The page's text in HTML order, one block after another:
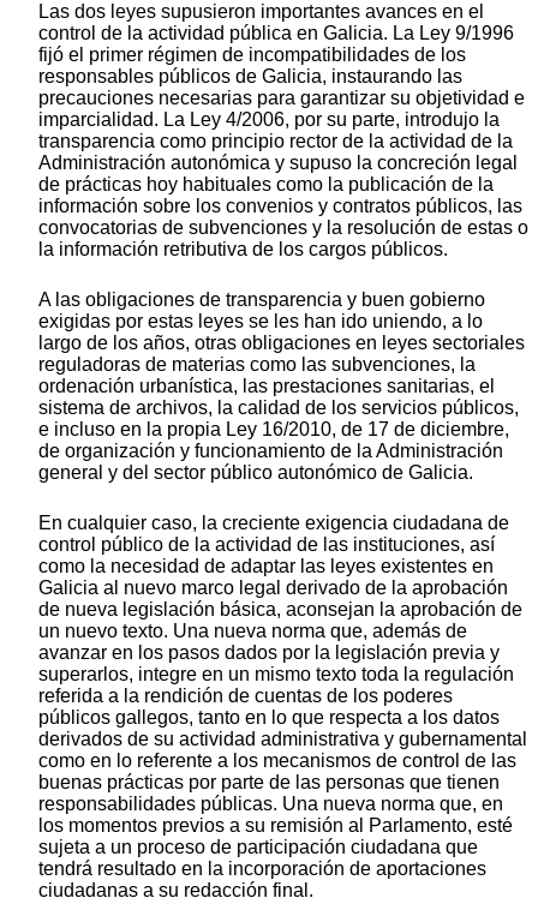
Las dos leyes supusieron importantes avances en el
control de la actividad pública en Galicia. La Ley 9/1996
fijó el primer régimen de incompatibilidades de los
responsables públicos de Galicia, instaurando las
precauciones necesarias para garantizar su objetividad e
imparcialidad. La Ley 4/2006, por su parte, introdujo la
transparencia como principio rector de la actividad de la
Administración autonómica y supuso la concreción legal
de prácticas hoy habituales como la publicación de la
información sobre los convenios y contratos públicos, las
convocatorias de subvenciones y la resolución de estas o
la información retributiva de los cargos públicos.
A las obligaciones de transparencia y buen gobierno
exigidas por estas leyes se les han ido uniendo, a lo
largo de los años, otras obligaciones en leyes sectoriales
reguladoras de materias como las subvenciones, la
ordenación urbanística, las prestaciones sanitarias, el
sistema de archivos, la calidad de los servicios públicos,
e incluso en la propia Ley 16/2010, de 17 de diciembre,
de organización y funcionamiento de la Administración
general y del sector público autonómico de Galicia.
En cualquier caso, la creciente exigencia ciudadana de
control público de la actividad de las instituciones, así
como la necesidad de adaptar las leyes existentes en
Galicia al nuevo marco legal derivado de la aprobación
de nueva legislación básica, aconsejan la aprobación de
un nuevo texto. Una nueva norma que, además de
avanzar en los pasos dados por la legislación previa y
superarlos, integre en un mismo texto toda la regulación
referida a la rendición de cuentas de los poderes
públicos gallegos, tanto en lo que respecta a los datos
derivados de su actividad administrativa y gubernamental
como en lo referente a los mecanismos de control de las
buenas prácticas por parte de las personas que tienen
responsabilidades públicas. Una nueva norma que, en
los momentos previos a su remisión al Parlamento, esté
sujeta a un proceso de participación ciudadana que
tendrá resultado en la incorporación de aportaciones
ciudadanas a su redacción final.